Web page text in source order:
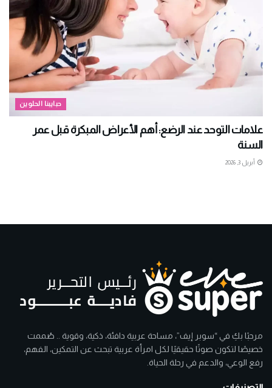
حبايبنا الحلوين
علامات التوحد عند الرضع: أهم الأعراض المبكرة قبل عمر
السنة
أبريل 3, 2026
مرحبًا بكِ في “سوبر إيف”، مساحة عربية دافئة، ذكية، وقوية .. صُممت
خصيصًا لتكون صوتًا حقيقيًا لكل امرأة عربية تبحث عن التمكين، الفهم،
رفع الوعي، والدعم في رحلة الحياة.